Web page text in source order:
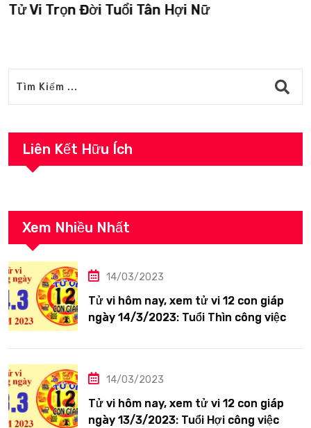
Tử Vi Trọn Đời Tuổi Tân Hợi Nữ
Liên Kết Hữu Ích
Xem Nhiều Nhất
14/03/2023
Tử vi hôm nay, xem tử vi 12 con giáp
ngày 14/3/2023: Tuổi Thìn công việc
14/03/2023
Tử vi hôm nay, xem tử vi 12 con giáp
ngày 13/3/2023: Tuổi Hợi công việc